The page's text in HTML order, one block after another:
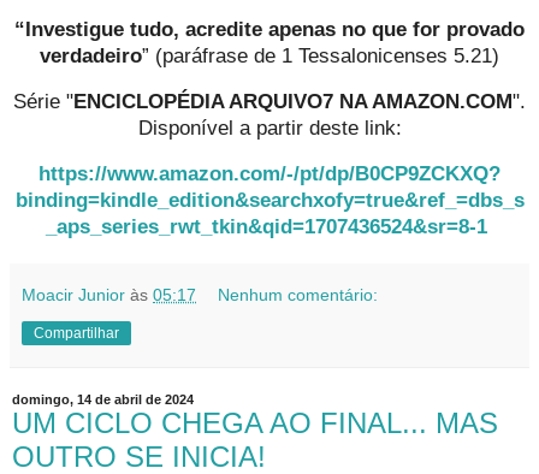
“Investigue tudo, acredite apenas no que for provado
verdadeiro” (paráfrase de 1 Tessalonicenses 5.21)
Série "ENCICLOPÉDIA ARQUIVO7 NA AMAZON.COM".
Disponível a partir deste link:
https://www.amazon.com/-/pt/dp/B0CP9ZCKXQ?
binding=kindle_edition&searchxofy=true&ref_=dbs_s
_aps_series_rwt_tkin&qid=1707436524&sr=8-1
Moacir Junior às 05:17 Nenhum comentário:
Compartilhar
domingo, 14 de abril de 2024
UM CICLO CHEGA AO FINAL... MAS
OUTRO SE INICIA!